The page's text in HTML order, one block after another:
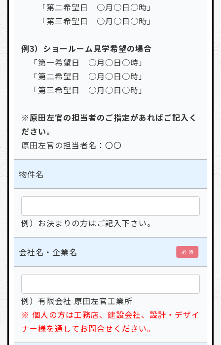
「第二希望日 ○月○日○時」
「第三希望日 ○月○日○時」
例3）ショールーム見学希望の場合
「第一希望日 ○月○日○時」
「第二希望日 ○月○日○時」
「第三希望日 ○月○日○時」
※原田左官の担当者のご指定があればご記入く
ださい。
原田左官の担当者名：〇〇
物件名
例）お決まりの方はご記入下さい。
会社名・企業名 必 須
例）有限会社 原田左官工業所
※ 個人の方は工務店、建設会社、設計・デザイ
ナー様を通してお問合せください。